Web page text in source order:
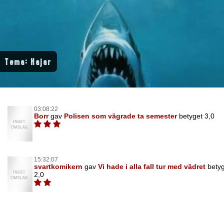
Tema: Hajar
03:08:22
Borrgav Polisen som vägrade ta semester betyget 3,0
15:32:07
svartkomikern gav Vi hade i alla fall tur med vädret
2,0